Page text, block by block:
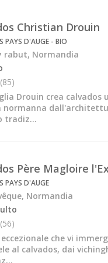
Loira
Rodano
Epernay
Reims
Christian Drouin
PAYS D'AUGE - BIO
rabut, Normandia
(85)
Drouin crea calvados
tradiz...
Père Magloire
PAYS D'AUGE
Normandia
(56)
che vi
al calvados, dai